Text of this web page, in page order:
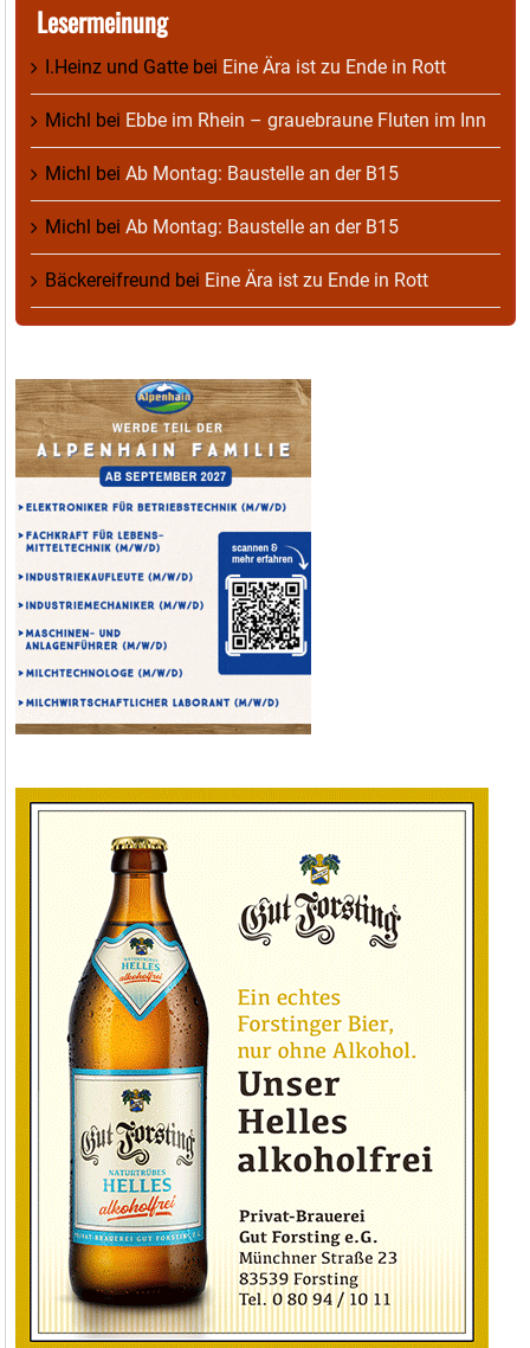
Lesermeinung
I.Heinz und Gatte bei Eine Ära ist zu Ende in Rott
Michl bei Ebbe im Rhein – grauebraune Fluten im Inn
Michl bei Ab Montag: Baustelle an der B15
Michl bei Ab Montag: Baustelle an der B15
Bäckereifreund bei Eine Ära ist zu Ende in Rott